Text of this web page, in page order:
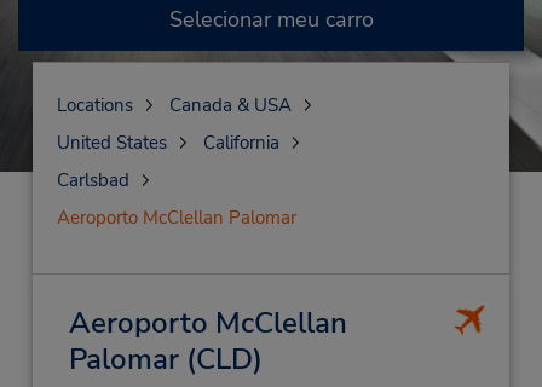
Selecionar meu carro
Locations
Canada & USA
United States
California
Carlsbad
Aeroporto McClellan Palomar
Aeroporto McClellan
Palomar(CLD)